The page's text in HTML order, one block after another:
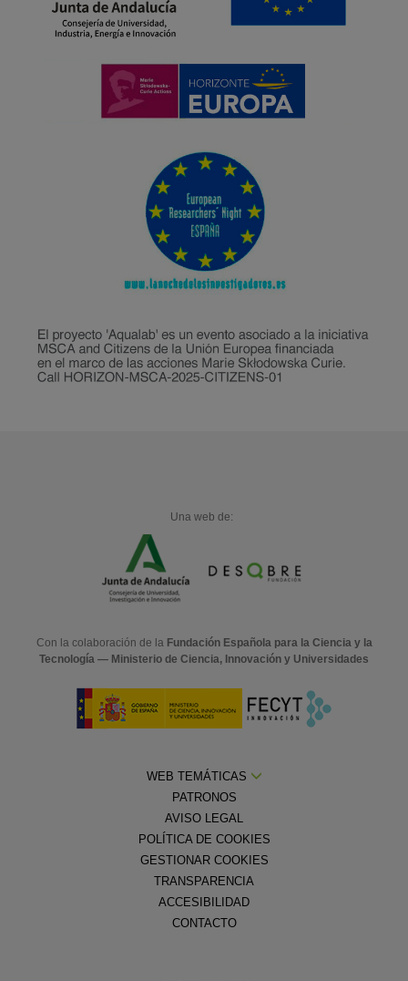
Una web de:
Con la colaboración de la Fundación Española para la Ciencia y la
Tecnología — Ministerio de Ciencia, Innovación y Universidades
WEB TEMÁTICAS
PATRONOS
AVISO LEGAL
POLÍTICA DE COOKIES
GESTIONAR COOKIES
TRANSPARENCIA
ACCESIBILIDAD
CONTACTO